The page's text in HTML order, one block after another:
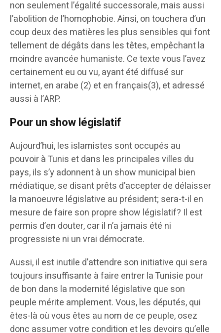
non seulement l’égalité successorale, mais aussi
l’abolition de l’homophobie. Ainsi, on touchera d’un
coup deux des matières les plus sensibles qui font
tellement de dégâts dans les têtes, empêchant la
moindre avancée humaniste. Ce texte vous l’avez
certainement eu ou vu, ayant été diffusé sur
internet, en arabe (2) et en français(3), et adressé
aussi à l’ARP.
Pour un show législatif
Aujourd’hui, les islamistes sont occupés au
pouvoir à Tunis et dans les principales villes du
pays, ils s’y adonnent à un show municipal bien
médiatique, se disant prêts d’accepter de délaisser
la manoeuvre législative au président; sera-t-il en
mesure de faire son propre show législatif? Il est
permis d’en douter, car il n’a jamais été ni
progressiste ni un vrai démocrate.
Aussi, il est inutile d’attendre son initiative qui sera
toujours insuffisante à faire entrer la Tunisie pour
de bon dans la modernité législative que son
peuple mérite amplement. Vous, les députés, qui
êtes-là où vous êtes au nom de ce peuple, osez
donc assumer votre condition et les devoirs qu’elle